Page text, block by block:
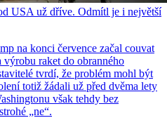
USA už dříve. Odmítl je i největší
na konci července začal couvat
raket do obranného
tvrdí, že problém mohl být
totiž žádali už před dvěma lety
však tehdy bez
„ne“.